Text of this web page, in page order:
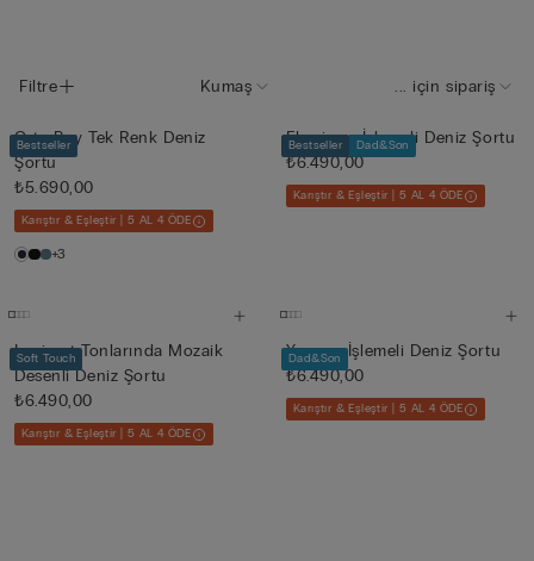
Filtre Kumaş ... için sipariş
Bestseller
Orta Boy Tek Renk Deniz
Şortu
₺5.690,00
Karıştır & Eşleştir | 5 AL 4 ÖDE
+3
Bestseller Dad&Son
Flamingo İşlemeli Deniz Şortu
₺6.490,00
Karıştır & Eşleştir | 5 AL 4 ÖDE
Soft Touch
Lacivert Tonlarında Mozaik
Desenli Deniz Şortu
₺6.490,00
Karıştır & Eşleştir | 5 AL 4 ÖDE
Dad&Son
Yengeç İşlemeli Deniz Şortu
₺6.490,00
Karıştır & Eşleştir | 5 AL 4 ÖDE